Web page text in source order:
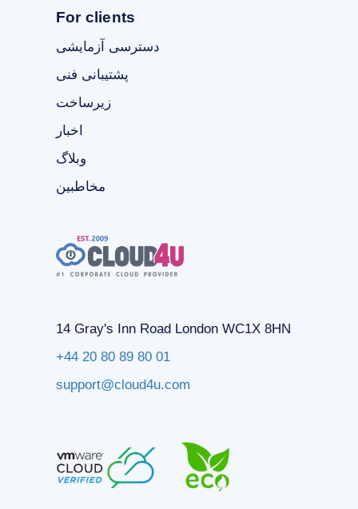
For clients
دسترسی آزمایشی
پشتیبانی فنی
زیرساخت
اخبار
وبلاگ
مخاطبین
14 Gray's Inn Road London WC1X 8HN
+44 20 80 89 80 01
support@cloud4u.com